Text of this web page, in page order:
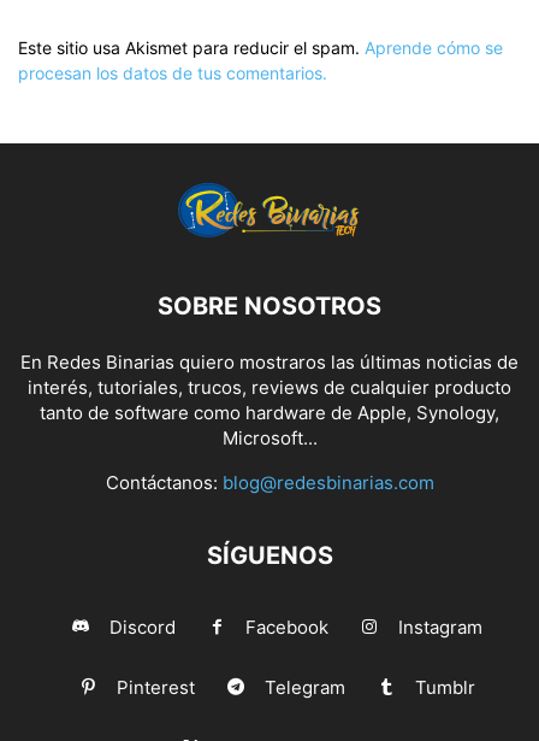
Este sitio usa Akismet para reducir el spam. Aprende cómo se
procesan los datos de tus comentarios.
SOBRE NOSOTROS
En Redes Binarias quiero mostraros las últimas noticias de
interés, tutoriales, trucos, reviews de cualquier producto
tanto de software como hardware de Apple, Synology,
Microsoft...
Contáctanos: blog@redesbinarias.com
SÍGUENOS
Discord Facebook Instagram
Pinterest Telegram Tumblr